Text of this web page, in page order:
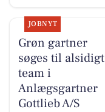
JOBNYT
Grøn gartner
søges til alsidigt
team i
Anlægsgartner
Gottlieb A/S